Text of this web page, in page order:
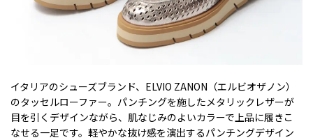
イタリアのシューズブランド、ELVIO ZANON（エルビオザノン）
のタッセルローファー。パンチングを施したメタリックレザーが
目を引くデザインながら、肌なじみのよいカラーで上品に履きこ
なせる一足です。軽やかな抜け感を演出するパンチングデザイン